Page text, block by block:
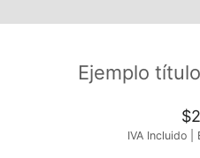
Ejemplo
IVA Incluido |